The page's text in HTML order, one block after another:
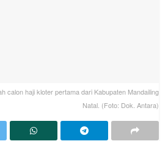
calon haji kloter pertama dari Kabupaten Mandailing
Natal. (Foto: Dok. Antara)